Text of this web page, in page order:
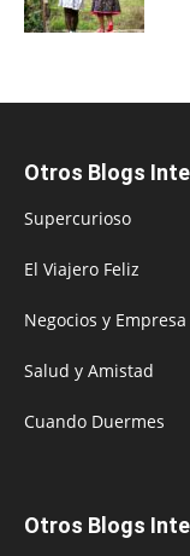
Otros Blogs
Supercurioso
El Viajero Feliz
Negocios y Empresa
Salud y Amistad
Cuando Duermes
Otros Blogs